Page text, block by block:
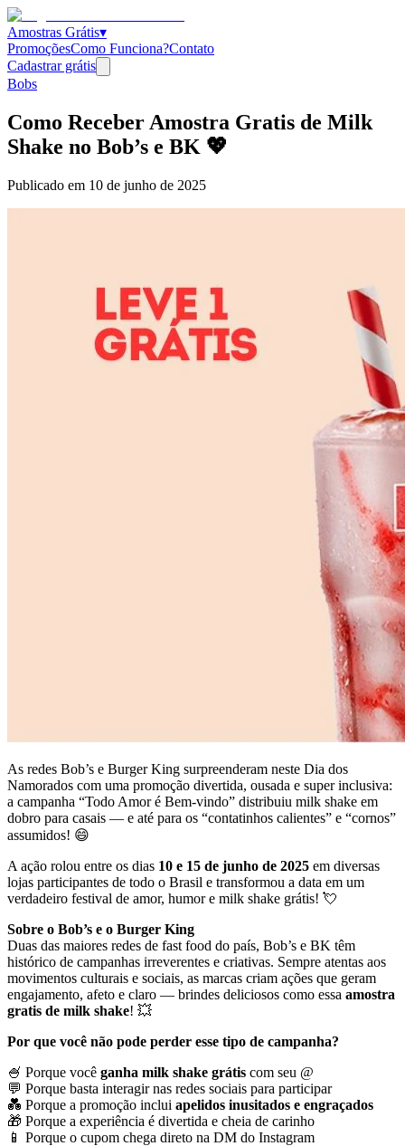
Amostras Grátis▾
PromoçõesComo Funciona?Contato
Cadastrar grátis
Bobs
Como Receber Amostra Gratis de Milk
Shake no Bob’s e BK 💖
Publicado em 10 de junho de 2025
As redes Bob’s e Burger King surpreenderam neste Dia dos
Namorados com uma promoção divertida, ousada e super inclusiva:
a campanha “Todo Amor é Bem-vindo” distribuiu milk shake em
dobro para casais — e até para os “contatinhos calientes” e “cornos”
assumidos! 😄
A ação rolou entre os dias 10 e 15 de junho de 2025 em diversas
lojas participantes de todo o Brasil e transformou a data em um
verdadeiro festival de amor, humor e milk shake grátis! 💘
Sobre o Bob’s e o Burger King
Duas das maiores redes de fast food do país, Bob’s e BK têm
histórico de campanhas irreverentes e criativas. Sempre atentas aos
movimentos culturais e sociais, as marcas criam ações que geram
engajamento, afeto e claro — brindes deliciosos como essa amostra
gratis de milk shake! 💥
Por que você não pode perder esse tipo de campanha?
🍧 Porque você ganha milk shake grátis com seu @
💬 Porque basta interagir nas redes sociais para participar
💑 Porque a promoção inclui apelidos inusitados e engraçados
🎁 Porque a experiência é divertida e cheia de carinho
📱 Porque o cupom chega direto na DM do Instagram